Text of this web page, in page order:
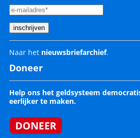
Naar het nieuwsbriefarchief.
Doneer
Help ons het geldsysteem
eerlijker te maken.